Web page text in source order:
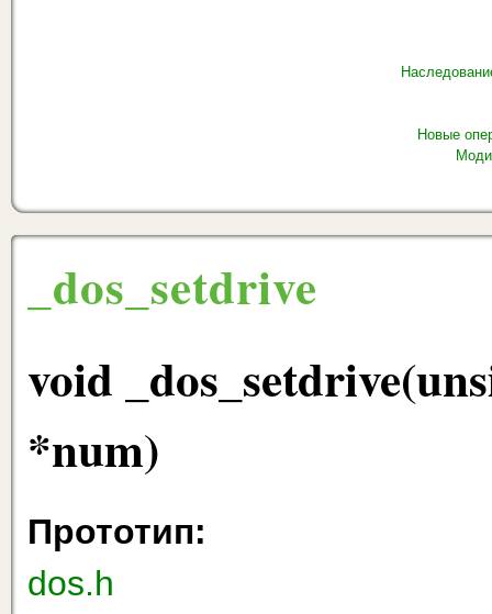
Новые
_dos_setdrive
void
*num)
Прототип:
dos.h